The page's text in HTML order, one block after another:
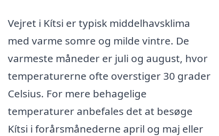
Vejret i Kítsi er typisk middelhavsklima
med varme somre og milde vintre. De
varmeste måneder er juli og august, hvor
temperaturerne ofte overstiger 30 grader
Celsius. For mere behagelige
temperaturer anbefales det at besøge
Kítsi i forårsmånederne april og maj eller